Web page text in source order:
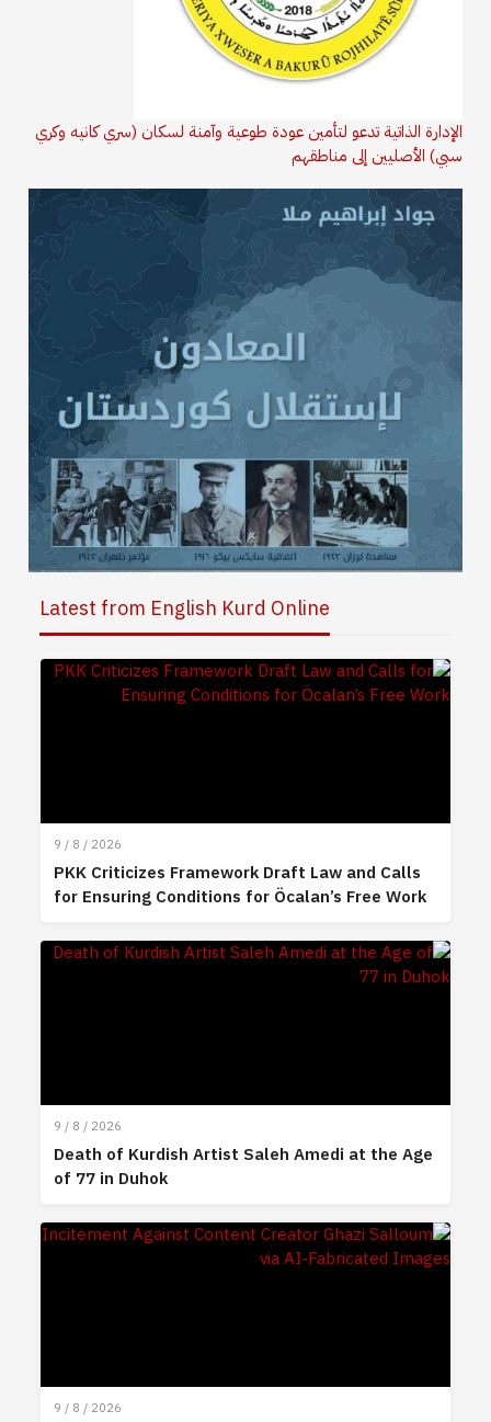
الإدارة الذاتية تدعو لتأمين عودة طوعية وآمنة لسكان (سري كانيه وكري
سبي) الأصليين إلى مناطقهم
Latest from English Kurd Online
9 / 8 / 2026
PKK Criticizes Framework Draft Law and Calls
for Ensuring Conditions for Öcalan’s Free Work
9 / 8 / 2026
Death of Kurdish Artist Saleh Amedi at the Age
of 77 in Duhok
9 / 8 / 2026